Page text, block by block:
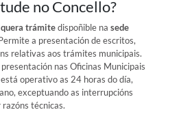
no Concello?
trámitedispoñible na sede
a presentación de escritos,
relativas aos trámites municipais.
nas Oficinas Municipais
operativo as 24 horas do día,
exceptuando as interrupcións
técnicas.